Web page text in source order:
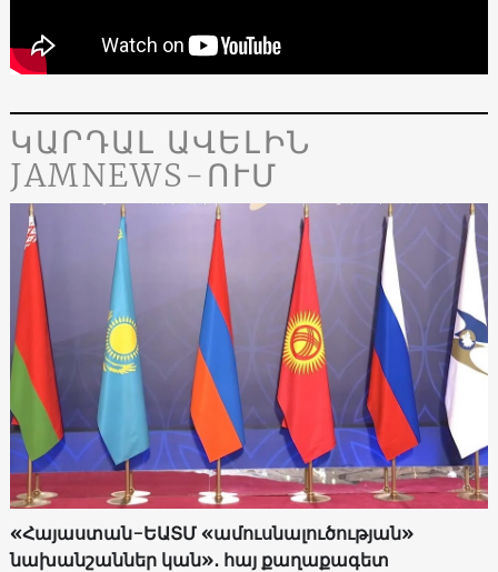
ԿԱՐԴԱԼ ԱՎԵԼԻՆ
JAMNEWS-ՈՒՄ
«Հայաստան-ԵԱՏՄ «ամուսնալուծության»
նախանշաններ կան»․ հայ քաղաքագետ